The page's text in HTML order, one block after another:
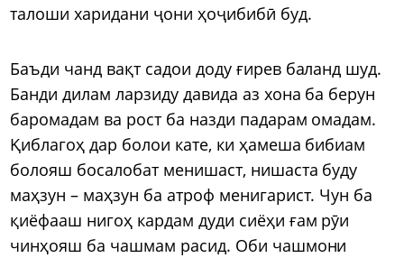
талоши харидани ҷони ҳоҷибибӣ буд.
Баъди чанд вақт садои доду ғирев баланд шуд.
Банди дилам ларзиду давида аз хона ба берун
баромадам ва рост ба назди падарам омадам.
Қиблагоҳ дар болои кате, ки ҳамеша бибиам
болояш босалобат менишаст, нишаста буду
маҳзун – маҳзун ба атроф менигарист. Чун ба
қиёфааш нигоҳ кардам дуди сиёҳи ғам рӯи
чинҳояш ба чашмам расид. Оби чашмони